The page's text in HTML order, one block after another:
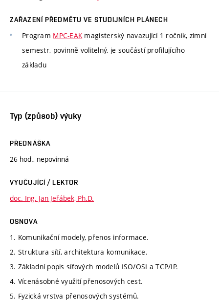
ZAŘAZENÍ PŘEDMĚTU VE STUDIJNÍCH PLÁNECH
Program MPC-EAKmagisterský navazující 1 ročník, zimní
semestr, povinně volitelný, je součástí profilujícího
základu
Typ (způsob) výuky
PŘEDNÁŠKA
26 hod., nepovinná
VYUČUJÍCÍ / LEKTOR
doc. Ing. Jan Jeřábek, Ph.D.
OSNOVA
1. Komunikační modely, přenos informace.
2. Struktura sítí, architektura komunikace.
3. Základní popis síťových modelů ISO/OSI a TCP/IP.
4. Vícenásobné využití přenosových cest.
5. Fyzická vrstva přenosových systémů.